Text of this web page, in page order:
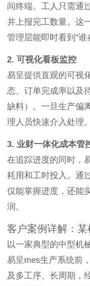
间终端。工人只需通
并上报完工数量。这
管理层能即时看到“谁
2. 可视化看板监控
易呈提供直观的可视
态、订单完成率以及
缺料）。一旦生产偏
理人员快速介入处理。
3. 业财一体化成本管
在追踪进度的同时，
耗用和工时投入。通
仅能掌握进度，还能
润。
客户案例详解：
以一家典型的中型机
易呈mes生产系统前
及多工序、长周期，